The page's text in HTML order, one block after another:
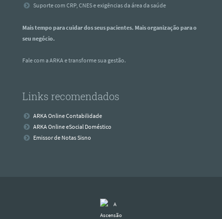
Suporte com CRP, CNES e exigências da área da saúde
Mais tempo para cuidar dos seus pacientes. Mais organização para o
seu negócio.
Fale com a ARKA e transforme sua gestão.
Links recomendados
ARKA Online Contabilidade
ARKA Online eSocial Doméstico
Emissor de Notas Sisno